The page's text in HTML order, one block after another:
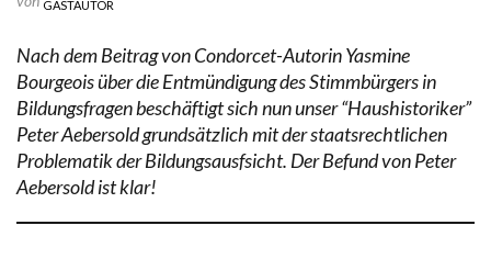
GASTAUTOR
Nach dem Beitrag von Condorcet-Autorin Yasmine
Bourgeois über die Entmündigung des Stimmbürgers in
Bildungsfragen beschäftigt sich nun unser “Haushistoriker”
Peter Aebersold grundsätzlich mit der staatsrechtlichen
Problematik der Bildungsausfsicht. Der Befund von Peter
Aebersold ist klar!